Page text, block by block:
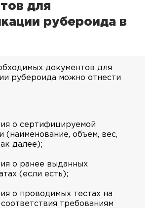
для
рубероида в
документов для
рубероида можно отнести
о сертифицируемой
(наименование, объем, вес,
далее);
о ранее выданных
(если есть);
о проводимых тестах на
требованиям